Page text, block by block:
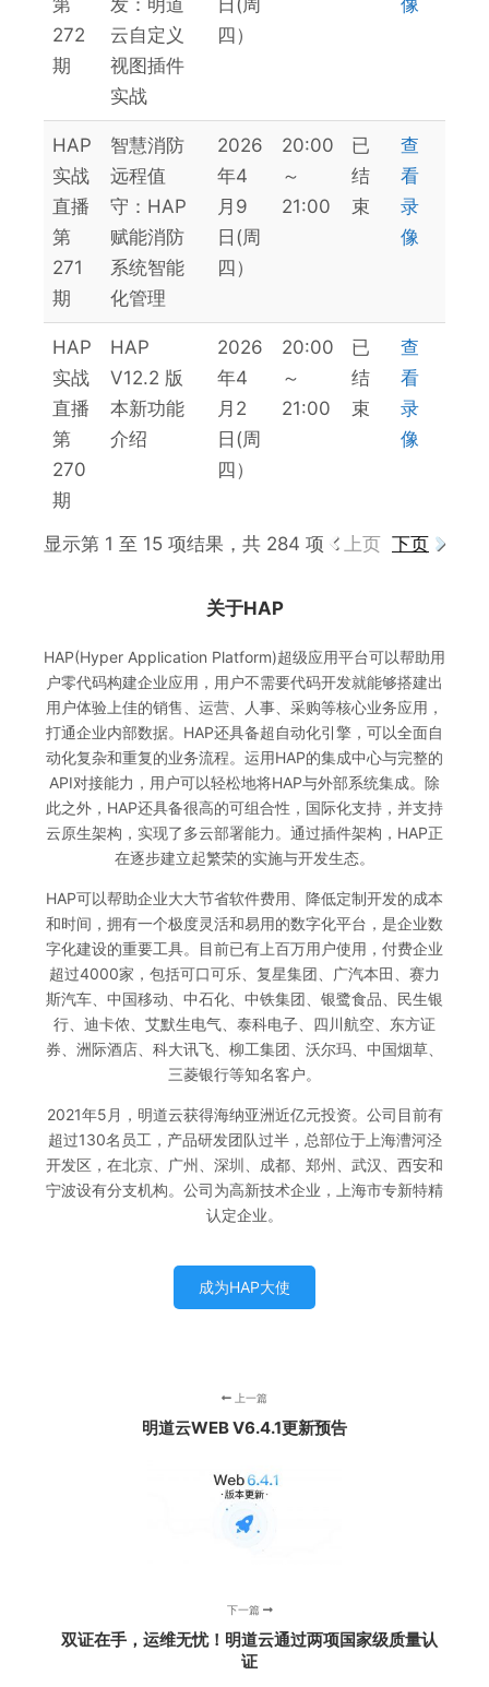
第
272
期
发：明道
云自定义
视图插件
实战
日(周
四）
像
HAP
实战
直播
第
271
期
智慧消防
远程值
守：HAP
赋能消防
系统智能
化管理
2026
年4
月9
日(周
四）
20:00
～
21:00
已
结
束
查
看
录
像
HAP
实战
直播
第
270
期
HAP
V12.2 版
本新功能
介绍
2026
年4
月2
日(周
四）
20:00
～
21:00
已
结
束
查
看
录
像
显示第 1 至 15 项结果，共 284 项 上页 下页
关于HAP
HAP(Hyper Application Platform)超级应用平台可以帮助用
户零代码构建企业应用，用户不需要代码开发就能够搭建出
用户体验上佳的销售、运营、人事、采购等核心业务应用，
打通企业内部数据。HAP还具备超自动化引擎，可以全面自
动化复杂和重复的业务流程。运用HAP的集成中心与完整的
API对接能力，用户可以轻松地将HAP与外部系统集成。除
此之外，HAP还具备很高的可组合性，国际化支持，并支持
云原生架构，实现了多云部署能力。通过插件架构，HAP正
在逐步建立起繁荣的实施与开发生态。
HAP可以帮助企业大大节省软件费用、降低定制开发的成本
和时间，拥有一个极度灵活和易用的数字化平台，是企业数
字化建设的重要工具。目前已有上百万用户使用，付费企业
超过4000家，包括可口可乐、复星集团、广汽本田、赛力
斯汽车、中国移动、中石化、中铁集团、银鹭食品、民生银
行、迪卡侬、艾默生电气、泰科电子、四川航空、东方证
券、洲际酒店、科大讯飞、柳工集团、沃尔玛、中国烟草、
三菱银行等知名客户。
2021年5月，明道云获得海纳亚洲近亿元投资。公司目前有
超过130名员工，产品研发团队过半，总部位于上海漕河泾
开发区，在北京、广州、深圳、成都、郑州、武汉、西安和
宁波设有分支机构。公司为高新技术企业，上海市专新特精
认定企业。
成为HAP大使
上一篇
明道云WEB V6.4.1更新预告
下一篇
双证在手，运维无忧！明道云通过两项国家级质量认
证